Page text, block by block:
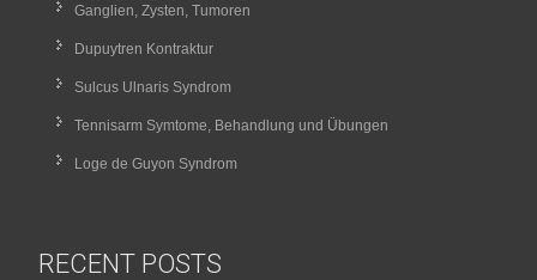
Ganglien, Zysten, Tumoren
Dupuytren Kontraktur
Sulcus Ulnaris Syndrom
Tennisarm Symtome, Behandlung und Übungen
Loge de Guyon Syndrom
RECENT POSTS